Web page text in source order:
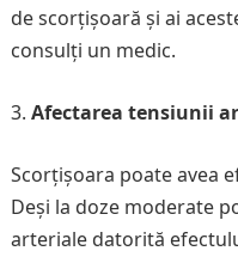
de scorțișoară și ai
consulți un medic.
Afectarea tensiunii
Scorțișoara poate avea
Deși la doze moderate
arteriale datorită